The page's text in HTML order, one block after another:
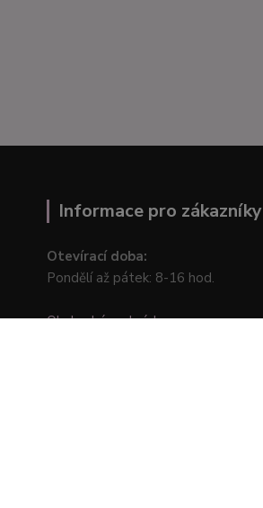
Informace pro zákazníky
Otevírací doba:
Pondělí až pátek: 8-16 hod.
Obchodní podmínky